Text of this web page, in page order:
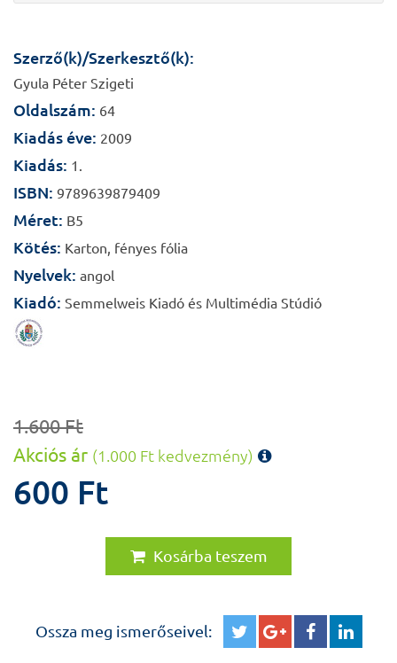
Szerző(k)/Szerkesztő(k):
Gyula Péter Szigeti
Oldalszám: 64
Kiadás éve: 2009
Kiadás: 1.
ISBN: 9789639879409
Méret: B5
Kötés: Karton, fényes fólia
Nyelvek: angol
Kiadó: Semmelweis Kiadó és Multimédia Stúdió
1.600 Ft
Akciós ár (1.000 Ft kedvezmény)
600 Ft
Kosárba teszem
Ossza meg ismerőseivel: